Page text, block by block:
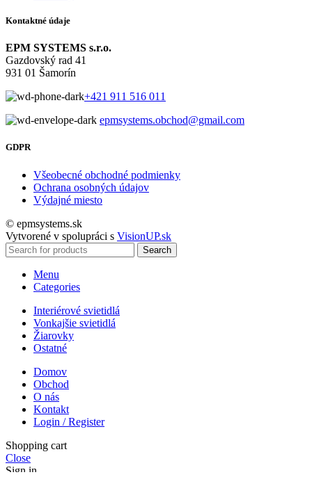
Kontaktné údaje
EPM SYSTEMS s.r.o.
Gazdovský rad 41
931 01 Šamorín
+421 911 516 011
epmsystems.obchod@gmail.com
GDPR
Všeobecné obchodné podmienky
Ochrana osobných údajov
Výdajné miesto
© epmsystems.sk
Vytvorené v spolupráci s VisionUP.sk
Search
Menu
Categories
Interiérové svietidlá
Vonkajšie svietidlá
Žiarovky
Ostatné
Domov
Obchod
O nás
Kontakt
Login / Register
Shopping cart
Close
Sign in